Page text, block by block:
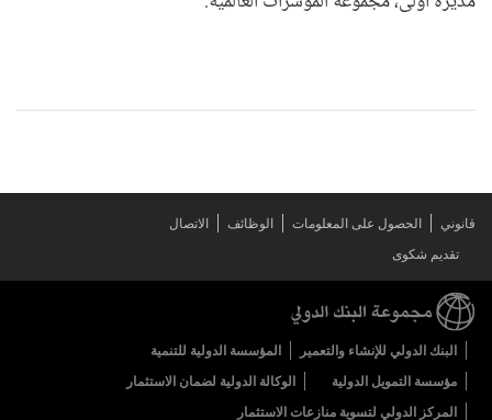
قانوني الحصول على المعلومات الوظائف
الاتصال
تقديم شكوى
البنك الدولي للإنشاء والتعمير
المؤسسة الدولية للتنمية
مؤسسة التمويل الدولية
الوكالة الدولية لضمان الاستثمار
المركز الدولي لتسوية منازعات الاستثمار